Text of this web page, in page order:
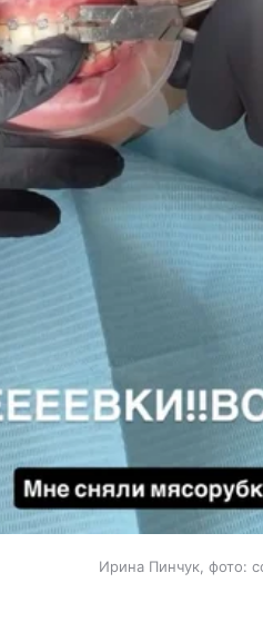
Ирина Пинчук, фото: